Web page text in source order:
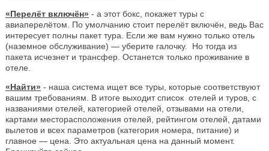
«Перелёт включён» - а этот бокс, покажет туры с
авиаперелётом. По умолчанию стоит перелёт включён, ведь Вас
интересует полны пакет тура. Если же вам нужно только отель
(наземное обслуживание) — уберите галочку. Но тогда из
пакета исчезнет и трансфер. Останется только проживание в
отеле.
«Найти» - наша система ищет все туры, которые соответствуют
вашим требованиям. В итоге выходит список отелей и туров, с
названиями отелей, категорией отелей, отзывами на отели,
картами месторасположения отелей, рейтингом отелей, датами
вылетов и всех параметров (категория номера, питание) и
главное — цена. Это актуальная цена на данный момент.